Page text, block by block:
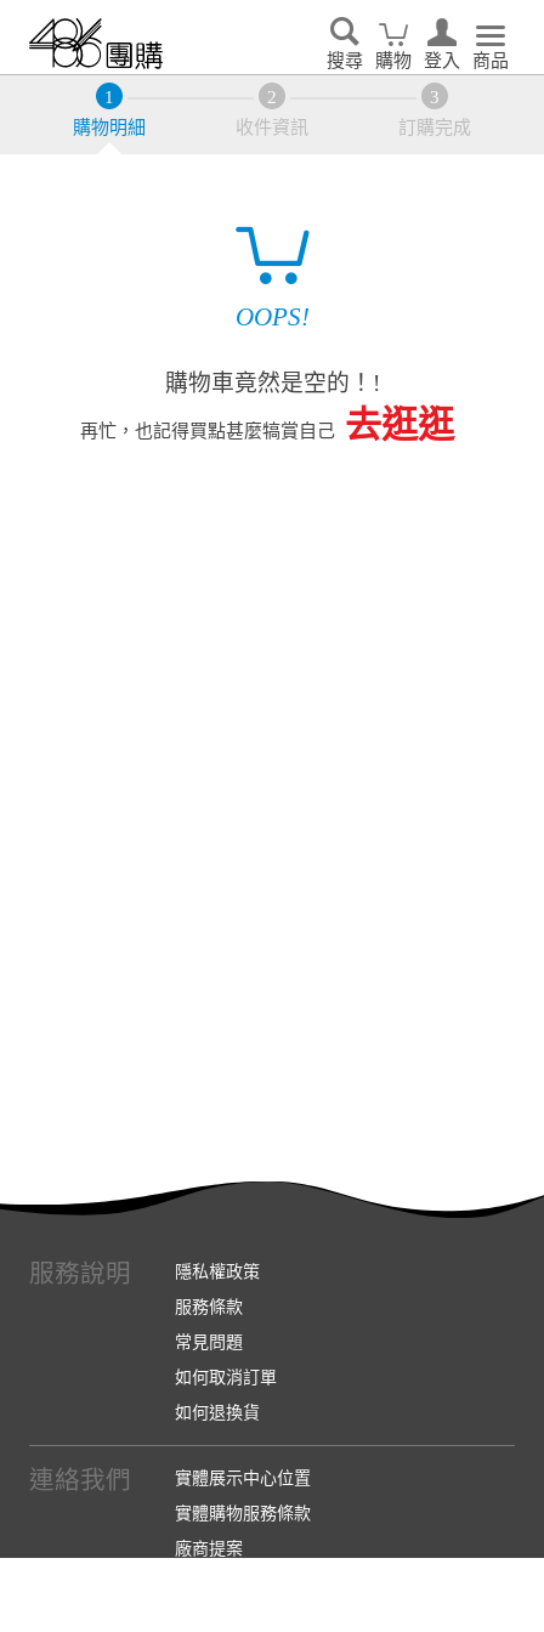
搜尋 購物 登入 商品
購物明細 收件資訊 訂購完成
OOPS!
購物車竟然是空的！!
再忙，也記得買點甚麼犒賞自己 去逛逛
服務說明
隱私權政策
服務條款
常見問題
如何取消訂單
如何退換貨
連絡我們
實體展示中心位置
實體購物服務條款
廠商提案